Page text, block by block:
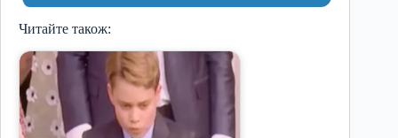
Читайте також: